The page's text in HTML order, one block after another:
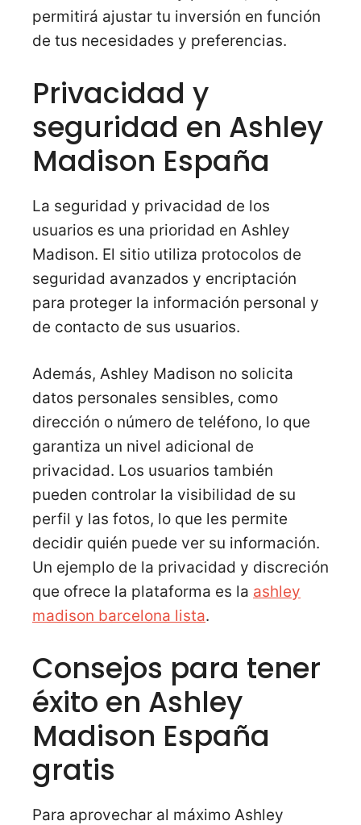
permitirá ajustar tu inversión en función
de tus necesidades y preferencias.
Privacidad y
seguridad en Ashley
Madison España
La seguridad y privacidad de los
usuarios es una prioridad en Ashley
Madison. El sitio utiliza protocolos de
seguridad avanzados y encriptación
para proteger la información personal y
de contacto de sus usuarios.
Además, Ashley Madison no solicita
datos personales sensibles, como
dirección o número de teléfono, lo que
garantiza un nivel adicional de
privacidad. Los usuarios también
pueden controlar la visibilidad de su
perfil y las fotos, lo que les permite
decidir quién puede ver su información.
Un ejemplo de la privacidad y discreción
que ofrece la plataforma es la ashley
madison barcelona lista.
Consejos para tener
éxito en Ashley
Madison España
gratis
Para aprovechar al máximo Ashley